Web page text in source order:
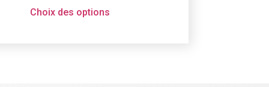
Choix des options